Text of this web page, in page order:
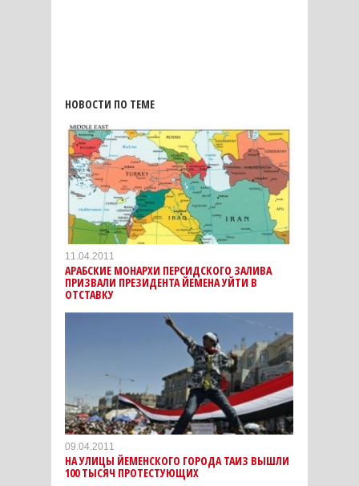
НОВОСТИ ПО ТЕМЕ
11.04.2011
АРАБСКИЕ МОНАРХИ ПЕРСИДСКОГО ЗАЛИВА
ПРИЗВАЛИ ПРЕЗИДЕНТА ЙЕМЕНА УЙТИ В
ОТСТАВКУ
09.04.2011
НА УЛИЦЫ ЙЕМЕНСКОГО ГОРОДА ТАИЗ ВЫШЛИ
100 ТЫСЯЧ ПРОТЕСТУЮЩИХ